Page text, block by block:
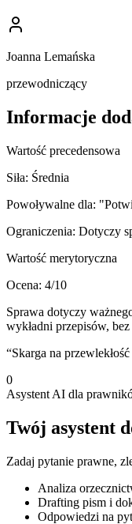
Joanna Lemańska
przewodniczący
Informacje
Wartość precedensowa
Siła: Średnia
Powoływalne dla:
Ograniczenia: Dotyczy
Wartość merytoryczna
Ocena: 4/10
Sprawa dotyczy
wykładni przepisów,
“Skarga na
0
Asystent AI dla
Twój asystent
Zadaj pytanie prawne,
Analiza
Drafting pism i
Odpowiedzi na